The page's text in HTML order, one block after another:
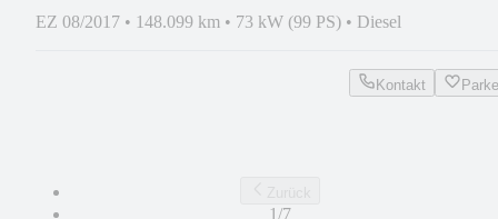
EZ 08/2017 • 148.099 km • 73 kW (99 PS) • Diesel
Kontakt
1/7